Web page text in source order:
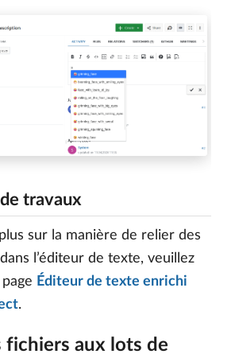
travaux
sur la manière de relier des
l’éditeur de texte, veuillez
Éditeur de texte enrichi
.
fichiers aux lots de